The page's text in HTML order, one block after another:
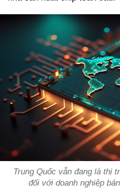
Trung Quốc vẫn đang là thị
đối với doanh nghiệp